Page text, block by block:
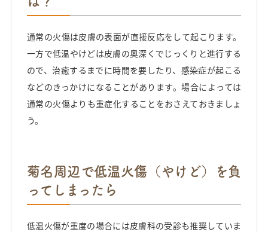
通常の火傷は皮膚の表面が直接反応をして起こります。
一方で低温やけどは皮膚の奥深くでじっくりと進行する
ので、治癒するまでに時間を要したり、感染症が起こる
などのきっかけになることがあります。場合によっては
通常の火傷よりも重症化することをおさえておきましょ
う。
菊名周辺で低温火傷（やけど）を負
ってしまったら
低温火傷が重度の場合には皮膚科の受診も推奨していま